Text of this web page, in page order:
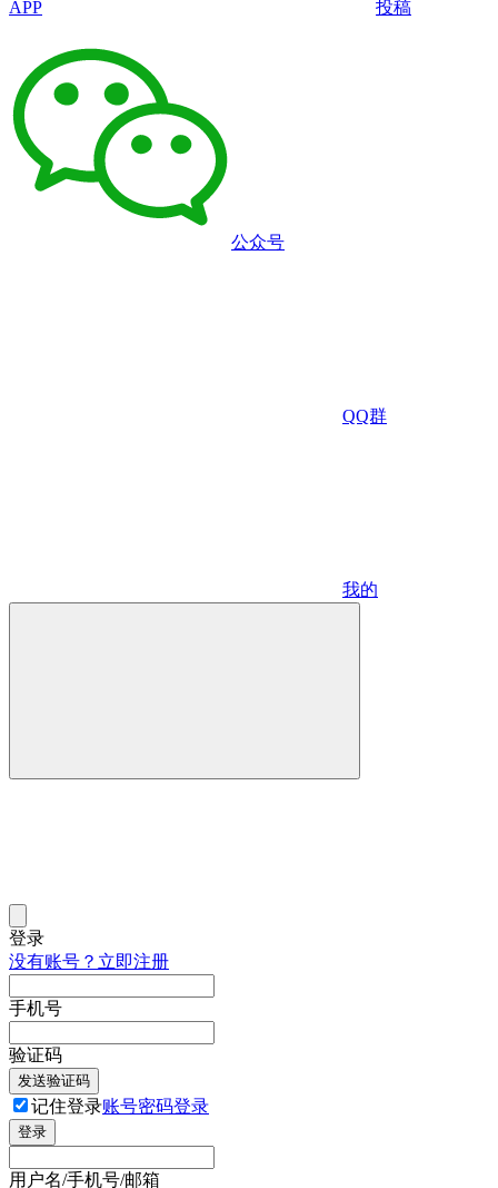
APP 投稿
公众号
QQ群
我的
登录
没有账号？立即注册
手机号
验证码
发送验证码
记住登录账号密码登录
登录
用户名/手机号/邮箱